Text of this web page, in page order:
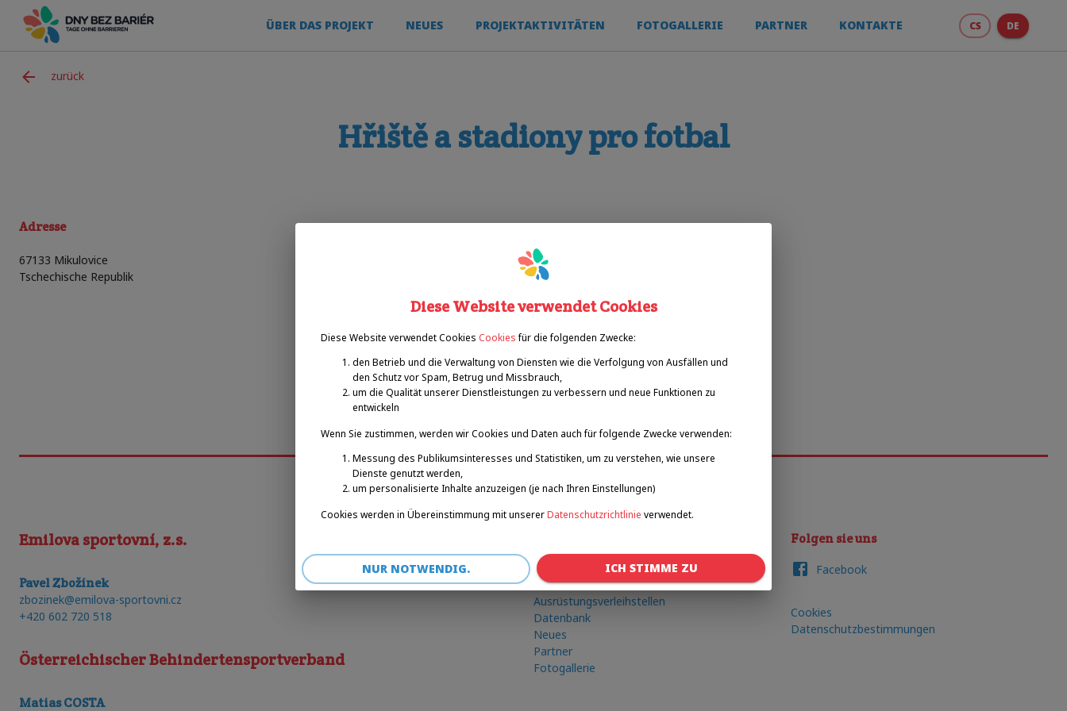
ÜBER DAS PROJEKT NEUES PROJEKTAKTIVITÄTEN FOTOGALLERIE PARTNER KONTAKTE CS DE
zurück
Hřiště a stadiony pro fotbal
Adresse
67133 Mikulovice
Tschechische Republik
Sporty
Emilova sportovní, z.s.
Pavel Zbožínek
zbozinek@emilova-sportovni.cz
+420 602 720 518
Österreichischer Behindertensportverband
Matias COSTA
Winterspiele
Roadshow
Ausrüstungsverleihstellen
Datenbank
Neues
Partner
Fotogallerie
Folgen sie uns
Facebook
Cookies
Datenschutzbestimmungen
Diese Website verwendet Cookies
Diese Website verwendet Cookies Cookies für die folgenden Zwecke:
den Betrieb und die Verwaltung von Diensten wie die Verfolgung von Ausfällen und
den Schutz vor Spam, Betrug und Missbrauch,
um die Qualität unserer Dienstleistungen zu verbessern und neue Funktionen zu
entwickeln
Wenn Sie zustimmen, werden wir Cookies und Daten auch für folgende Zwecke verwenden:
Messung des Publikumsinteresses und Statistiken, um zu verstehen, wie unsere
Dienste genutzt werden,
um personalisierte Inhalte anzuzeigen (je nach Ihren Einstellungen)
Cookies werden in Übereinstimmung mit unsererDatenschutzrichtlinie verwendet.
NUR NOTWENDIG. ICH STIMME ZU